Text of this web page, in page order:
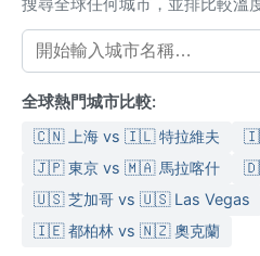
全球熱門城市比較:
🇨🇳 上海 vs 🇮🇱 特拉維夫
🇯🇵 東京 vs 🇲🇦 馬拉喀什
🇺🇸 芝加哥 vs 🇺🇸 Las Vegas
🇮🇪 都柏林 vs 🇳🇿 奧克蘭